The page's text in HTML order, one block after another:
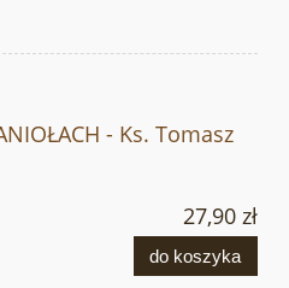
- Ks. Tomasz
27,90 zł
do koszyka